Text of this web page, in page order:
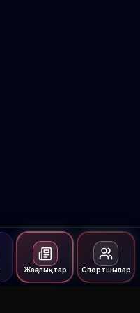
Жаңалықтар Спортшылар